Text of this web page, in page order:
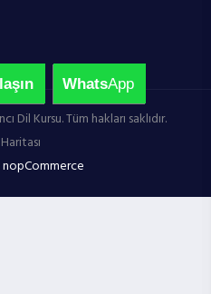
Dil Kursu. Tüm hakları saklıdır.
nopCommerce
WhatsApp